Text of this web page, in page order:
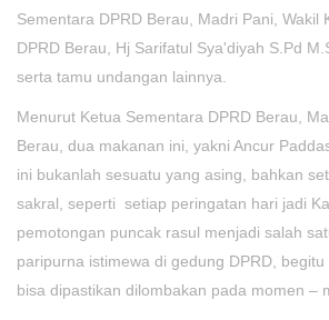
Sementara DPRD Berau, Madri Pani, Wakil
DPRD Berau, Hj Sarifatul Sya'diyah S.Pd
serta tamu undangan lainnya.
Menurut Ketua Sementara DPRD Berau,
Berau, dua makanan ini, yakni Ancur
ini bukanlah sesuatu yang asing, bahkan
sakral, seperti setiap peringatan hari jadi
pemotongan puncak rasul menjadi salah
paripurna istimewa di gedung DPRD,
bisa dipastikan dilombakan pada momen –